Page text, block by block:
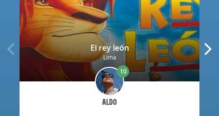
El rey león
Lima
ALDO
10